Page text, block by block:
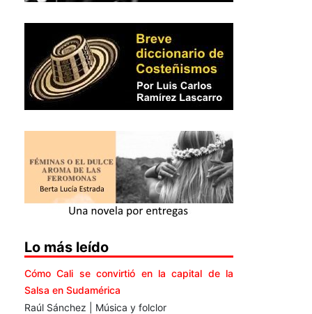
Lo más leído
Cómo Cali se convirtió en la capital de la
Salsa en Sudamérica
Raúl Sánchez | Música y folclor